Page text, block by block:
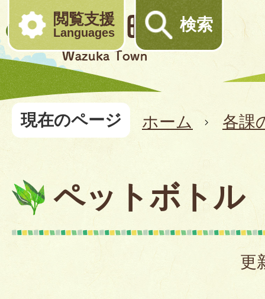
閲覧支援
Languages 検索
現在のページ ホーム 各課
ペットボトル
更